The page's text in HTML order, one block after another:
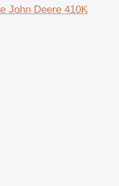
John Deere 410K